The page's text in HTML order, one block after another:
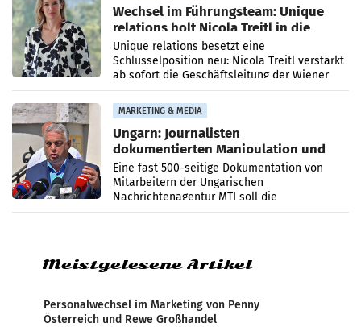
Wechsel im Führungsteam: Unique
relations holt Nicola Treitl in die
Geschäftsleitung
Unique relations besetzt eine
Schlüsselposition neu: Nicola Treitl verstärkt
ab sofort die Geschäftsleitung der Wiener
PR-Agentur an der Seite von Josef Kalina und
Anna Kalina-Mahr.
MARKETING & MEDIA
Ungarn: Journalisten
dokumentierten Manipulation und
Zensur
Eine fast 500-seitige Dokumentation von
Mitarbeitern der Ungarischen
Nachrichtenagentur MTI soll die
systematische Nachrichten-Manipulation und
Meistgelesene Artikel
Personalwechsel im Marketing von Penny
Österreich und Rewe Großhandel